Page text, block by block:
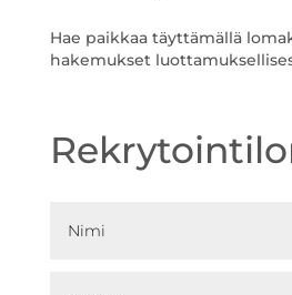
Hae paikkaa täyttämällä
hakemukset